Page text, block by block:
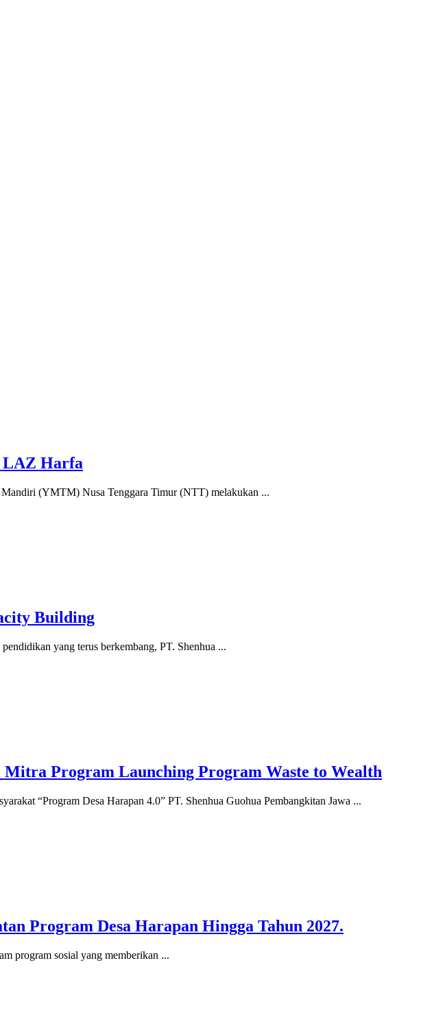
LAZ Harfa
Mandiri (YMTM) Nusa Tenggara Timur (NTT) melakukan ...
Building
yang terus berkembang, PT. Shenhua ...
Program Launching Program Waste to Wealth
“Program Desa Harapan 4.0” PT. Shenhua Guohua Pembangkitan Jawa ...
Program Desa Harapan Hingga Tahun 2027.
program sosial yang memberikan ...